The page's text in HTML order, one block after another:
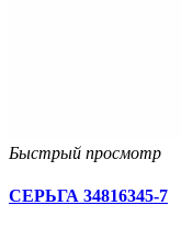
Быстрый просмотр
СЕРЬГА 34816345-7